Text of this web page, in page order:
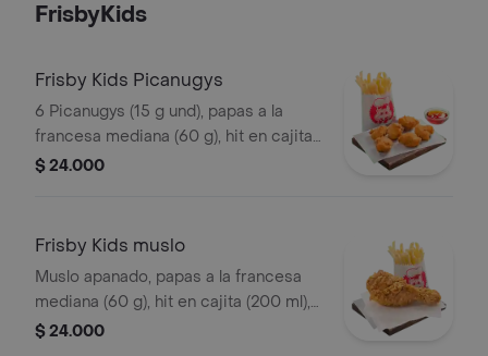
FrisbyKids
Frisby Kids Picanugys
6 Picanugys (15 g und), papas a la
francesa mediana (60 g), hit en cajita
(200 ml), golosina y un divertido
$ 24.000
Frisby Kids muslo
Muslo apanado, papas a la francesa
mediana (60 g), hit en cajita (200 ml),
golosina y un divertido juguete
$ 24.000